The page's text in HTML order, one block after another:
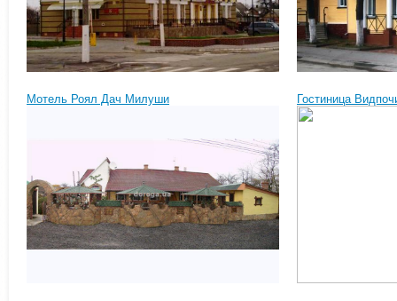
Мотель Роял Дач Милуши Гостиница